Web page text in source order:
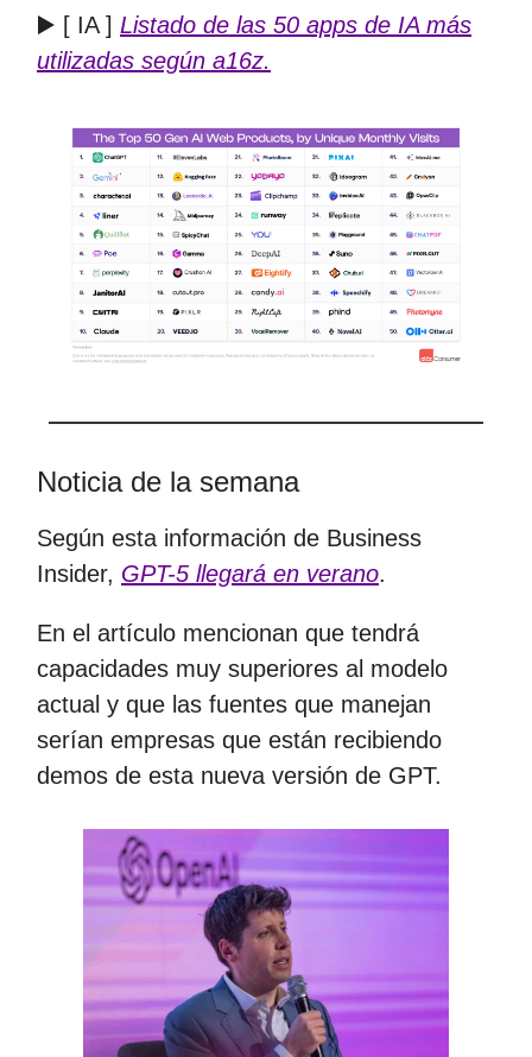
▶️ [ IA ] Listado de las 50 apps de IA más
utilizadas según a16z.
Noticia de la semana
Según esta información de Business
Insider, GPT-5 llegará en verano.
En el artículo mencionan que tendrá
capacidades muy superiores al modelo
actual y que las fuentes que manejan
serían empresas que están recibiendo
demos de esta nueva versión de GPT.